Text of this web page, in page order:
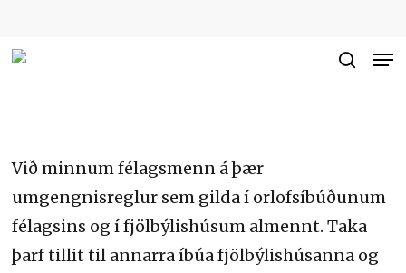
Við minnum félagsmenn á þær
umgengnisreglur sem gilda í orlofsíbúðunum
félagsins og í fjölbýlishúsum almennt. Taka
þarf tillit til annarra íbúa fjölbýlishúsanna og
Close